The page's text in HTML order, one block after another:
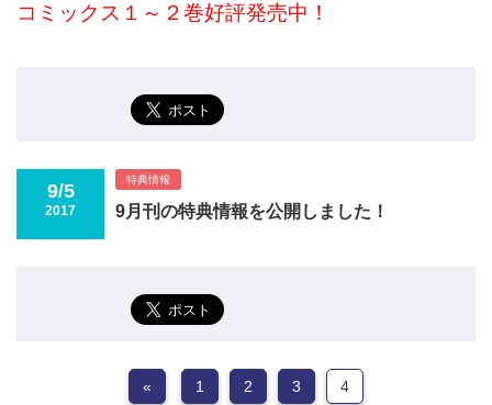
コミックス１～２巻好評発売中！
9/5
2017
特典情報
9月刊の特典情報を公開しました！
« 1 2 3 4